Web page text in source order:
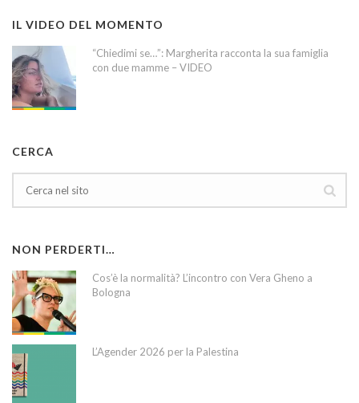
IL VIDEO DEL MOMENTO
“Chiedimi se…”: Margherita racconta la sua famiglia
con due mamme – VIDEO
CERCA
NON PERDERTI…
Cos’è la normalità? L’incontro con Vera Gheno a
Bologna
L’Agender 2026 per la Palestina